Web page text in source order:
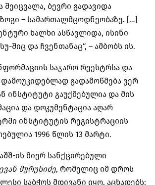
შეიცვალა, ბევრი გადავიდა
– სამართალმცოდნეობაზე. […]
ხალხი ასწავლიდა, ისინი
შიც და ჩვენთანაც“, – ამბობს ის.
საჯარო რეესტრსა და
დამოუკიდებლად გადამოწმება ვერ
ინსტიტუტი გაუქმებულია და მის
და დოკუმენტაცია აღარ
ინსტიტუტის რეგისტრაციის
1996 წლის 13 მარტი.
ის მიერ სანქცირებული
მურუსიძე, რომელიც იმ დროს
საბჭოს მდივანი იყო, აცხადებს: